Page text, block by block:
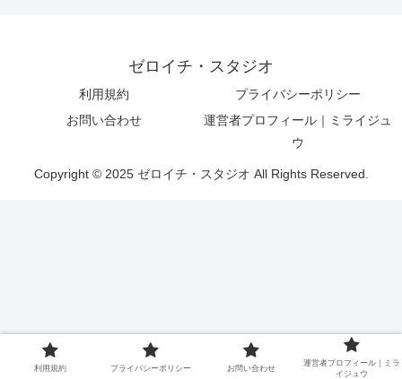
ゼロイチ・スタジオ
利用規約
プライバシーポリシー
お問い合わせ
運営者プロフィール｜ミライジュ
ウ
Copyright © 2025 ゼロイチ・スタジオ All Rights Reserved.
利用規約 プライバシーポリシー お問い合わせ
運営者プロフィール｜ミラ
イジュウ